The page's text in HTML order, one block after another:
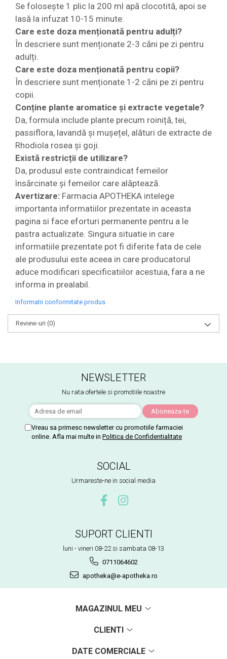
Se folosește 1 plic la 200 ml apă clocotită, apoi se
lasă la infuzat 10-15 minute.
Care este doza menționată pentru adulți?
În descriere sunt menționate 2-3 căni pe zi pentru
adulți.
Care este doza menționată pentru copii?
În descriere sunt menționate 1-2 căni pe zi pentru
copii.
Conține plante aromatice și extracte vegetale?
Da, formula include plante precum roiniță, tei,
passiflora, lavandă și mușețel, alături de extracte de
Rhodiola rosea și goji.
Există restricții de utilizare?
Da, produsul este contraindicat femeilor
însărcinate și femeilor care alăptează.
Avertizare: Farmacia APOTHEKA intelege
importanta informatiilor prezentate in aceasta
pagina si face eforturi permanente pentru a le
pastra actualizate. Singura situatie in care
informatiile prezentate pot fi diferite fata de cele
ale produsului este aceea in care producatorul
aduce modificari specificatiilor acestuia, fara a ne
informa in prealabil.
Informatii conformitate produs
Review-uri (0)
NEWSLETTER
Nu rata ofertele si promotiile noastre
Vreau sa primesc newsletter cu promotiile farmaciei
online. Afla mai multe in Politica de Confidentialitate
SOCIAL
Urmareste-ne in social media
SUPORT CLIENTI
luni - vineri 08-22 si sambata 08-13
0711064602
apotheka@e-apotheka.ro
MAGAZINUL MEU
CLIENTI
DATE COMERCIALE